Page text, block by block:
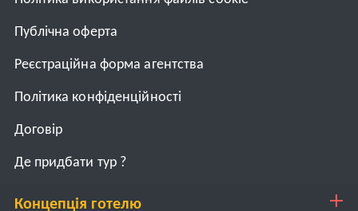
Публічна оферта
Реєстраційна форма агентства
Політика конфіденційності
Договiр
Де придбати тур ?
Концепція готелю